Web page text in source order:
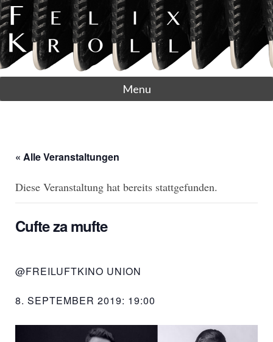
Menu
« Alle Veranstaltungen
Diese Veranstaltung hat bereits stattgefunden.
Cufte za mufte
@FREILUFTKINO UNION
8. SEPTEMBER 2019: 19:00